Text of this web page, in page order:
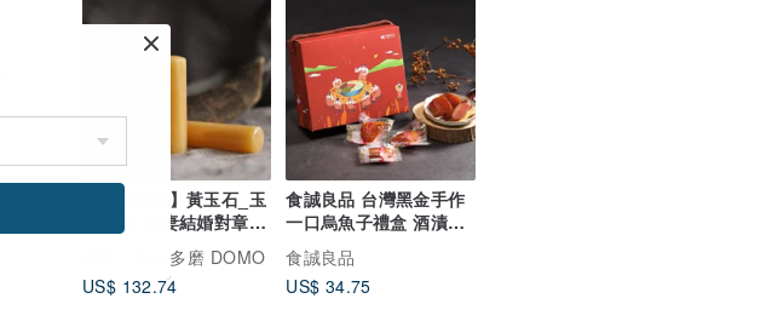
【好石多磨】黃玉石_玉
石印章_夫妻結婚對章_
好石多磨 DOMO
US$ 132.74
食誠良品 台灣黑金手作
一口烏魚子禮盒 酒漬厚
切炙燒烏魚子
食誠良品
US$ 34.75